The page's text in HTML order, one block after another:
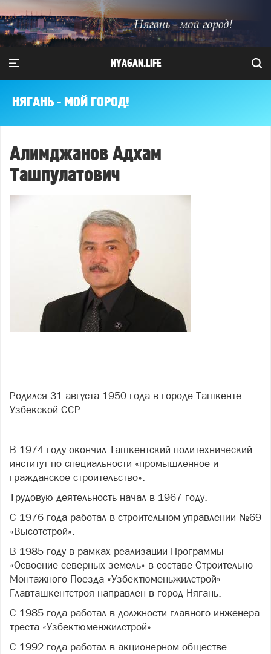
NYAGAN.LIFE
НЯГАНЬ - МОЙ ГОРОД!
Алимджанов Адхам
Ташпулатович
Родился 31 августа 1950 года в городе Ташкенте
Узбекской ССР.
В 1974 году окончил Ташкентский политехнический
институт по специальности «промышленное и
гражданское строительство».
Трудовую деятельность начал в 1967 году.
С 1976 года работал в строительном управлении №69
«Высотстрой».
В 1985 году в рамках реализации Программы
«Освоение северных земель» в составе Строительно-
Монтажного Поезда «Узбектюменьжилстрой»
Главташкентстроя направлен в город Нягань.
С 1985 года работал в должности главного инженера
треста «Узбектюменжилстрой».
С 1992 года работал в акционерном обществе